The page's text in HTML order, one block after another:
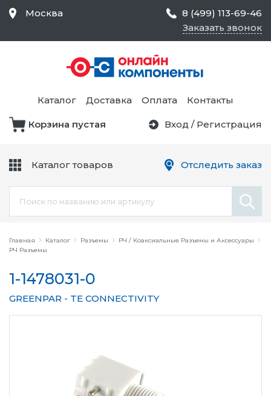
Главная Каталог Разъемы
РЧ / Коаксиальные Разъемы и Аксессуары
РЧ Разъемы
1-1478031-0
GREENPAR - TE CONNECTIVITY
Москва
8 (499) 113-69-46
Заказать звонок
Каталог Доставка Оплата Контакты
Корзина пустая Вход / Регистрация
Каталог товаров
Средства Контроля
Статического
Электричества и
Безопасности,
Товары для Чистых
Цепи
Оборудование
Отследить заказ